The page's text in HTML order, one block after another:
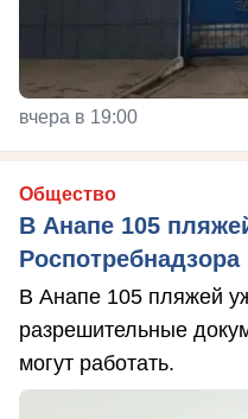
вчера в 19:00
Общество
В Анапе 105
Роспотребнадзора
В Анапе 105 пляжей
разрешительные
могут работать.